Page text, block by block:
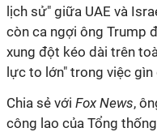
lịch sử" giữa UAE và
còn ca ngợi ông Trump
xung đột kéo dài trên
lực to lớn" trong việc
Chia sẻ với Fox News,
công lao của Tổng